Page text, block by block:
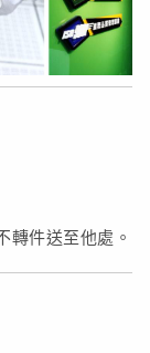
轉件送至他處。